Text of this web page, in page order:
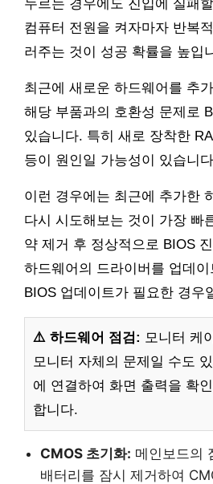
누르는 경우에도 진입에 실패
컴퓨터 전원을 켜자마자 반복
러주는 것이 성공 확률을 높입
최근에 새로운 하드웨어를 추
해당 부품과의 호환성 문제로
있습니다. 특히 새로 장착한
등이 원인일 가능성이 있습니
이런 경우에는 최근에 추가한
다시 시도해보는 것이 가장 빠
약 제거 후 정상적으로 BIOS
하드웨어의 드라이버를 업데
BIOS 업데이트가 필요한 경우
⚠️ 하드웨어 점검: 모니터 케
모니터 자체의 문제일 수도
에 연결하여 화면 출력을 확
합니다.
CMOS 초기화: 메인보드의
배터리를 잠시 제거하여